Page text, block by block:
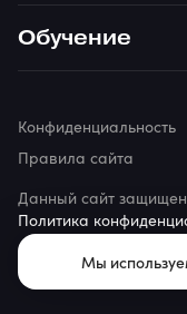
Мы
Обучение
© 2026 ppc.world
Данный сайт
Политика
Конфиденциальность
Правила сайта